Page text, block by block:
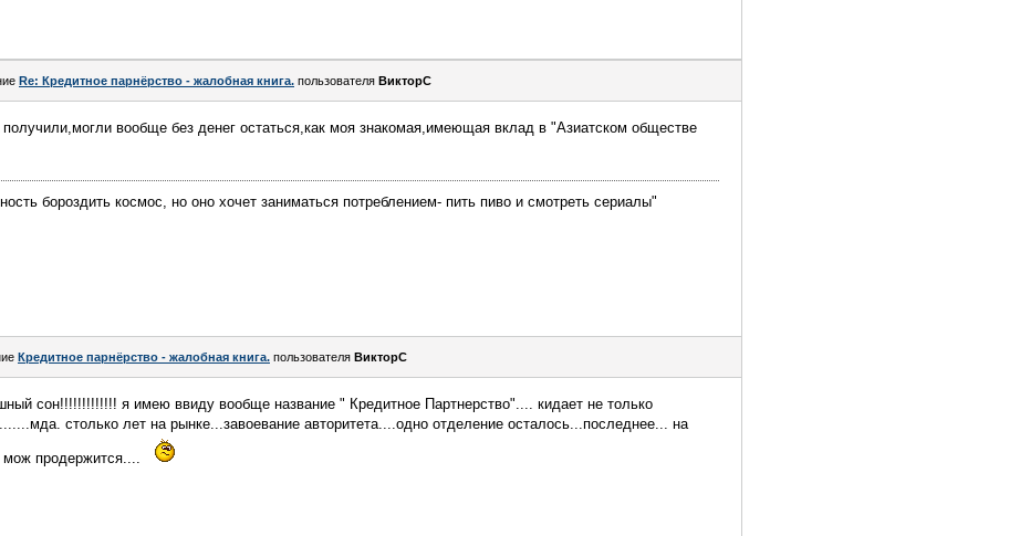
Re: Кредитное парнёрство - жалобная книга. пользователя ВикторС
вообще без денег остаться,как моя знакомая,имеющая вклад в "Азиатском обществе
бороздить космос, но оно хочет заниматься потреблением- пить пиво и смотреть сериалы"
Кредитное парнёрство - жалобная книга. пользователя ВикторС
сон!!!!!!!!!!!!! я имею ввиду вообще название " Кредитное Партнерство".... кидает не только
столько лет на рынке...завоевание авторитета....одно отделение осталось...последнее... на
продержится....